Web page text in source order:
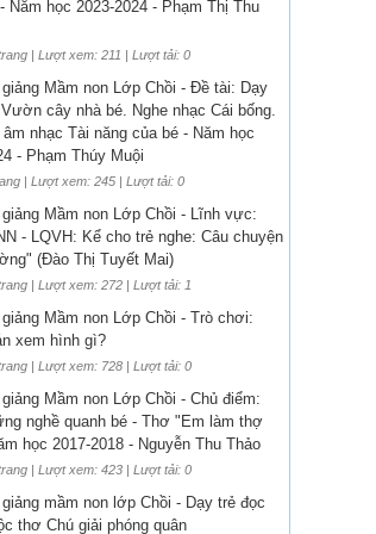
Năm học 2023-2024 - Phạm Thị Thu
| Lượt xem: 211 | Lượt tải: 0
giảng Mầm non Lớp Chồi - Đề tài: Dạy
Vườn cây nhà bé. Nghe nhạc Cái bống.
nhạc Tài năng của bé - Năm học
- Phạm Thúy Muội
| Lượt xem: 245 | Lượt tải: 0
giảng Mầm non Lớp Chồi - Lĩnh vực:
- LQVH: Kể cho trẻ nghe: Câu chuyện
(Đào Thị Tuyết Mai)
| Lượt xem: 272 | Lượt tải: 1
giảng Mầm non Lớp Chồi - Trò chơi:
xem hình gì?
| Lượt xem: 728 | Lượt tải: 0
giảng Mầm non Lớp Chồi - Chủ điểm:
nghề quanh bé - Thơ "Em làm thợ
học 2017-2018 - Nguyễn Thu Thảo
| Lượt xem: 423 | Lượt tải: 0
giảng mầm non lớp Chồi - Dạy trẻ đọc
thơ Chú giải phóng quân